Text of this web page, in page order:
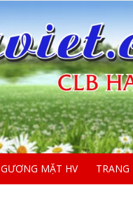
GƯƠNG MẶT HV